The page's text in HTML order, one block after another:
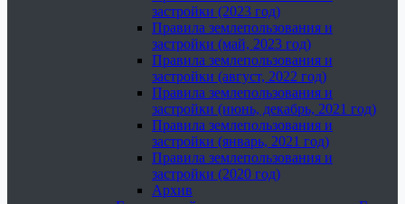
застройки (2023 год)
Правила землепользования и
застройки (май, 2023 год)
Правила землепользования и
застройки (август, 2022 год)
Правила землепользования и
застройки (июнь, декабрь, 2021 год)
Правила землепользования и
застройки (январь, 2021 год)
Правила землепользования и
застройки (2020 год)
Архив